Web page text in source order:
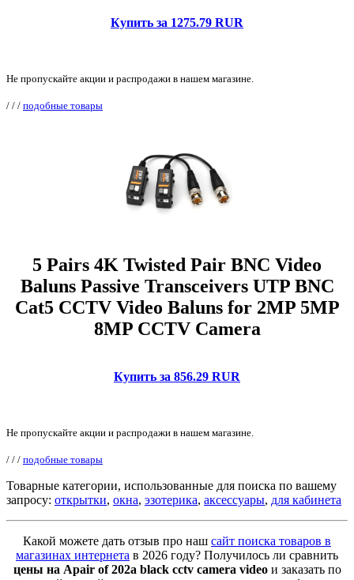
Купить за 1275.79 RUR
Не пропускайте акции и распродажи в нашем магазине.
/ / / подобные товары
5 Pairs 4K Twisted Pair BNC Video
Baluns Passive Transceivers UTP BNC
Cat5 CCTV Video Baluns for 2MP 5MP
8MP CCTV Camera
Купить за 856.29 RUR
Не пропускайте акции и распродажи в нашем магазине.
/ / / подобные товары
Товарные категории, использованные для поиска по вашему
запросу: открытки, окна, эзотерика, аксессуары, для кабинета
Какой можете дать отзыв про наш сайт поиска товаров в
магазинах интернета в 2026 году? Получилось ли сравнить
цены на Apair of 202a black cctv camera videoи заказать по